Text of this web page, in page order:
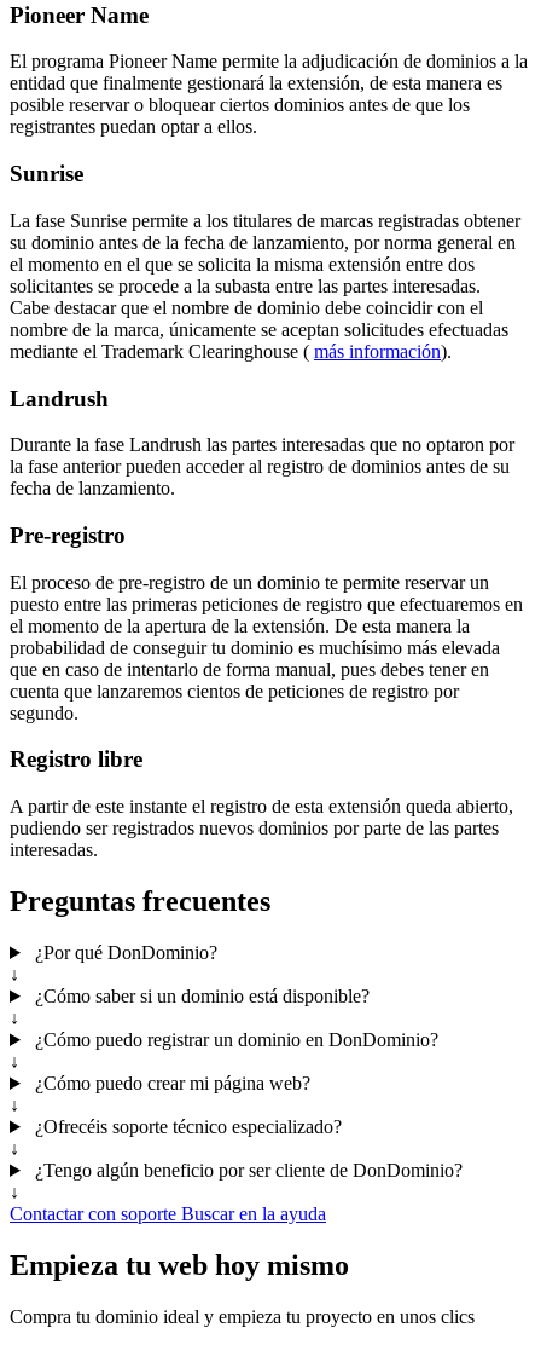
Pioneer Name
El programa Pioneer Name permite la adjudicación de dominios a la
entidad que finalmente gestionará la extensión, de esta manera es
posible reservar o bloquear ciertos dominios antes de que los
registrantes puedan optar a ellos.
Sunrise
La fase Sunrise permite a los titulares de marcas registradas obtener
su dominio antes de la fecha de lanzamiento, por norma general en
el momento en el que se solicita la misma extensión entre dos
solicitantes se procede a la subasta entre las partes interesadas.
Cabe destacar que el nombre de dominio debe coincidir con el
nombre de la marca, únicamente se aceptan solicitudes efectuadas
mediante el Trademark Clearinghouse ( más información).
Landrush
Durante la fase Landrush las partes interesadas que no optaron por
la fase anterior pueden acceder al registro de dominios antes de su
fecha de lanzamiento.
Pre-registro
El proceso de pre-registro de un dominio te permite reservar un
puesto entre las primeras peticiones de registro que efectuaremos en
el momento de la apertura de la extensión. De esta manera la
probabilidad de conseguir tu dominio es muchísimo más elevada
que en caso de intentarlo de forma manual, pues debes tener en
cuenta que lanzaremos cientos de peticiones de registro por
segundo.
Registro libre
A partir de este instante el registro de esta extensión queda abierto,
pudiendo ser registrados nuevos dominios por parte de las partes
interesadas.
Preguntas frecuentes
¿Por qué DonDominio?
↓
¿Cómo saber si un dominio está disponible?
↓
¿Cómo puedo registrar un dominio en DonDominio?
↓
¿Cómo puedo crear mi página web?
↓
¿Ofrecéis soporte técnico especializado?
↓
¿Tengo algún beneficio por ser cliente de DonDominio?
↓
Contactar con soporte Buscar en la ayuda
Empieza tu web hoy mismo
Compra tu dominio ideal y empieza tu proyecto en unos clics